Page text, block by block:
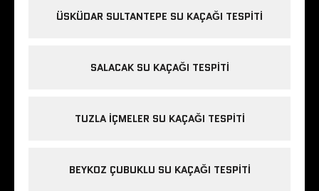
ÜSKÜDAR SULTANTEPE SU KAÇAĞI TESPITI
SALACAK SU KAÇAĞI TESPITI
TUZLA IÇMELER SU KAÇAĞI TESPITI
BEYKOZ ÇUBUKLU SU KAÇAĞI TESPITI